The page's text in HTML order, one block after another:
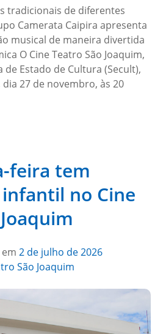
tradicionais de diferentes
Camerata Caipira apresenta
musical de maneira divertida
O Cine Teatro São Joaquim,
Estado de Cultura (Secult),
27 de novembro, às 20
feira tem
no Cine
2 de julho de 2026
São Joaquim